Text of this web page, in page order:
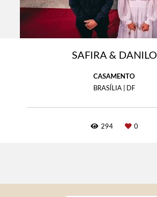
SAFIRA & DANILO
CASAMENTO
BRASÍLIA | DF
294 0